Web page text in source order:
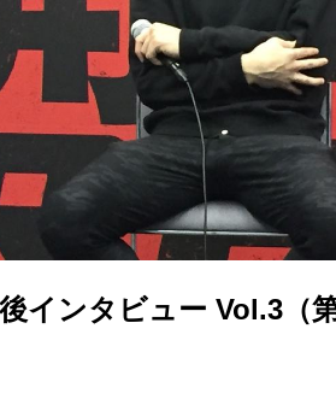
インタビュー Vol.3（第